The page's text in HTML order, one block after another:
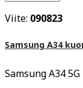
Viite: 090823
Samsung A34
Samsung A34 5G